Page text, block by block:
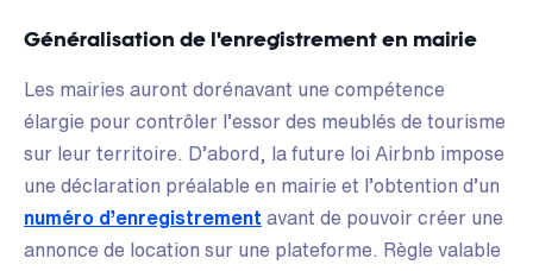
Généralisation de l'enregistrement en mairie
Les mairies auront dorénavant une compétence
élargie pour contrôler l’essor des meublés de tourisme
sur leur territoire. D’abord, la future loi Airbnb impose
une déclaration préalable en mairie et l’obtention d’un
numéro d’enregistrement avant de pouvoir créer une
annonce de location sur une plateforme. Règle valable